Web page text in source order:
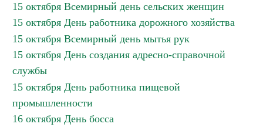
15 октября Всемирный день сельских женщин
15 октября День работника дорожного хозяйства
15 октября Всемирный день мытья рук
15 октября День создания адресно-справочной
службы
15 октября День работника пищевой
промышленности
16 октября День босса